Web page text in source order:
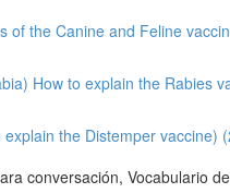
of the Canine and Feline
How to explain the Rabies
the Distemper vaccine)
conversación,